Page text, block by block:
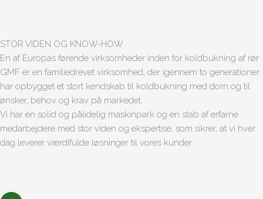
STOR VIDEN OG KNOW-HOW
En af Europas førende virksomheder inden for koldbukning af rør
GMF er en familiedrevet virksomhed, der igennem to generationer
har opbygget et stort kendskab til koldbukning med dorn og til
ønsker, behov og krav på markedet.
Vi har en solid og pålidelig maskinpark og en stab af erfarne
medarbejdere med stor viden og ekspertise, som sikrer, at vi hver
dag leverer værdifulde løsninger til vores kunder: